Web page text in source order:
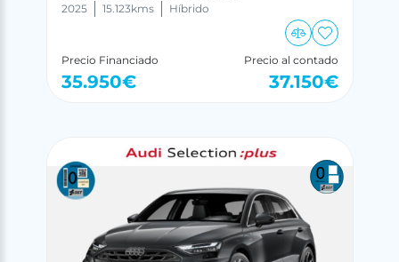
2025
15.123kms Híbrido
Precio Financiado
35.950€
Precio al contado
37.150€